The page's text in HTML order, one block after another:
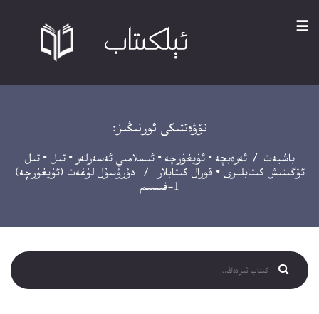
☰
نۆۋەتتىكى ئورنىڭىز:
باشبەت / ئەرەبچە • ئۇيغۇرچە • ئىسلامىي ئەسەرلەر • تىل • تىل
ئۆگىنىش كىتابلىرى • قورال كىتابلار
/ دۇرۇسۇل لۇغەت (ئۇيغۇرچە)
1-قىسىم